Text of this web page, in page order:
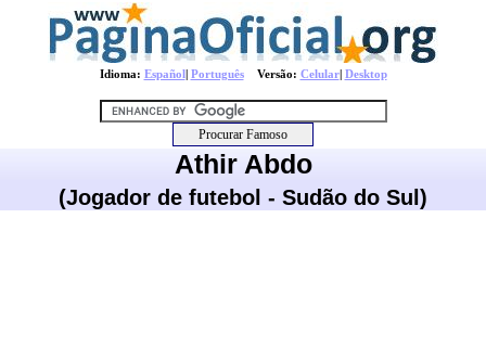
Idioma: Español| PortuguêsVersão: Celular| Desktop
Athir Abdo
(Jogador de futebol - Sudão do Sul)